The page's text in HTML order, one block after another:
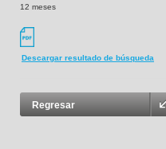
12 meses
Descargar resultado de búsqueda
Regresar